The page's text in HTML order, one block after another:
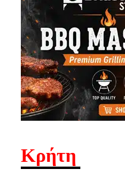
Κρήτη